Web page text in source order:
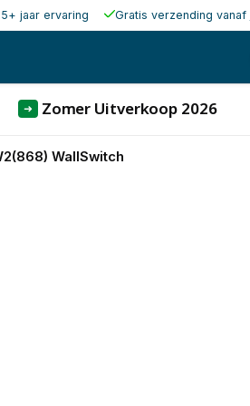
jaar ervaring Gratis verzending vanaf
➜ Zomer Uitverkoop 2026
WallSwitch